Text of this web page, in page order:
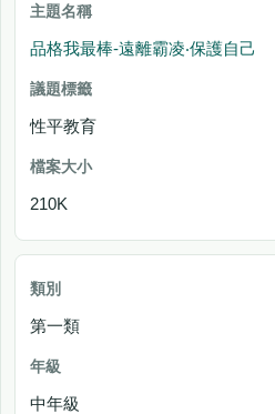
品格我最棒-遠離霸凌‧保護自己
性平教育
210K
第一類
中年級